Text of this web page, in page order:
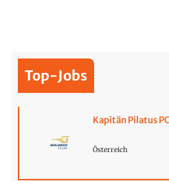
Top-Jobs
Kapitän Pilatus
Österreich